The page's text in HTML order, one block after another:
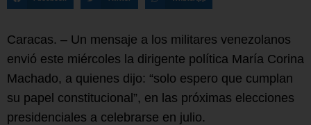
Caracas. – Un mensaje a los militares venezolanos
envió este miércoles la dirigente política María Corina
Machado, a quienes dijo: “solo espero que cumplan
su papel constitucional”, en las próximas elecciones
presidenciales a celebrarse en julio.